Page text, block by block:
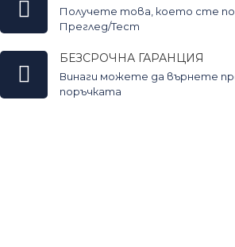
Получете това, което сте
Преглед/Тест
БЕЗСРОЧНА ГАРАНЦИЯ
Винаги можете да върнете
поръчката